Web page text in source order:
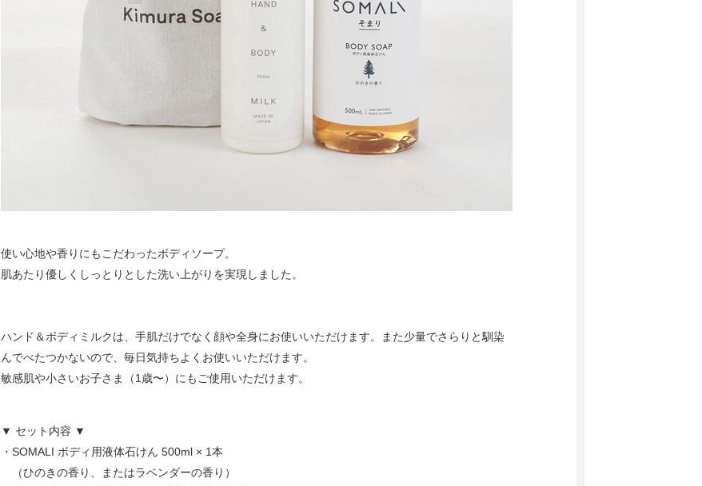
使い心地や香りにもこだわったボディソープ。
肌あたり優しくしっとりとした洗い上がりを実現しました。
ハンド＆ボディミルクは、手肌だけでなく顔や全身にお使いいただけます。また少量でさらりと馴染
んでべたつかないので、毎日気持ちよくお使いいただけます。
敏感肌や小さいお子さま（1歳〜）にもご使用いただけます。
▼ セット内容 ▼
・SOMALI ボディ用液体石けん 500ml × 1本
（ひのきの香り、またはラベンダーの香り）